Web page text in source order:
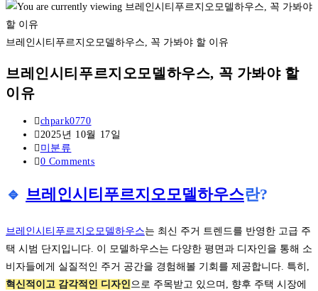
this
website
브레인시티푸르지오모델하우스, 꼭 가봐야 할 이유
브레인시티푸르지오모델하우스, 꼭 가봐야 할
이유
Post
author:
chpark0770
Post
published:
2025년 10월 17일
Post
category:
미분류
Post
0 Comments
🔹 브레인시티푸르지오모델하우스란?
브레인시티푸르지오모델하우스는 최신 주거 트렌드를 반영한 고급 주
택 시범 단지입니다. 이 모델하우스는 다양한 평면과 디자인을 통해 소
비자들에게 실질적인 주거 공간을 경험해볼 기회를 제공합니다. 특히,
혁신적이고 감각적인 디자인으로 주목받고 있으며, 향후 주택 시장에